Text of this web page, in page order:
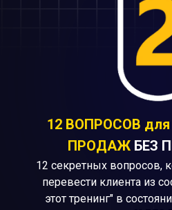
12 секретных вопросов,
перевести клиента из
этот тренинг" в
12 ВОПРОСОВ
ПРОДАЖ БЕЗ